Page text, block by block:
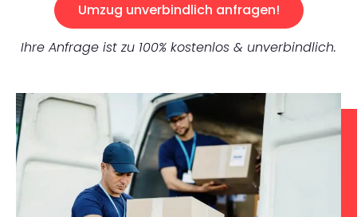
Umzug unverbindlich anfragen!
Ihre Anfrage ist zu 100% kostenlos & unverbindlich.